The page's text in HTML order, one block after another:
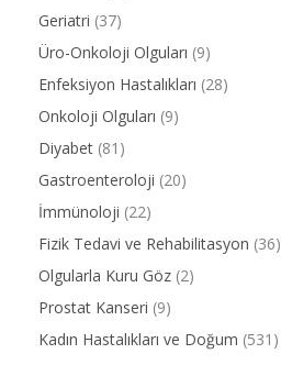
Geriatri (37)
Üro-Onkoloji Olguları (9)
Enfeksiyon Hastalıkları (28)
Onkoloji Olguları (9)
Diyabet (81)
Gastroenteroloji (20)
İmmünoloji (22)
Fizik Tedavi ve Rehabilitasyon (36)
Olgularla Kuru Göz (2)
Prostat Kanseri (9)
Kadın Hastalıkları ve Doğum (531)